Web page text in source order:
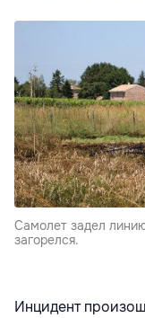
Самолет задел
загорелся.
Инцидент